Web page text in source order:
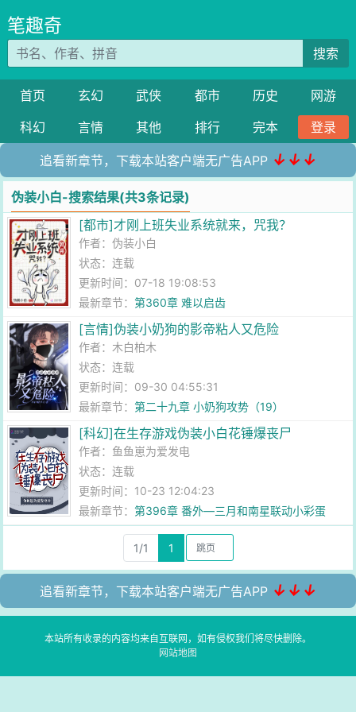
笔趣奇
搜索
首页 玄幻 武侠 都市 历史
网游
科幻
言情 其他 排行 完本 登录
追看新章节，下载本站客户端无广告APP ↓↓↓
伪装小白-搜索结果(共3条记录)
[都市]才刚上班失业系统就来，咒我？
作者：伪装小白
状态：连载
更新时间：07-18 19:08:53
最新章节：第360章 难以启齿
[言情]伪装小奶狗的影帝粘人又危险
作者： 木白柏木
状态：连载
更新时间：09-30 04:55:31
最新章节：第二十九章 小奶狗攻势（19）
[科幻]在生存游戏伪装小白花锤爆丧尸
作者： 鱼鱼崽为爱发电
状态：连载
更新时间：10-23 12:04:23
最新章节：第396章 番外—三月和南星联动小彩蛋
1/1 1
追看新章节，下载本站客户端无广告APP ↓↓↓
本站所有收录的内容均来自互联网，如有侵权我们将尽快删除。
网站地图